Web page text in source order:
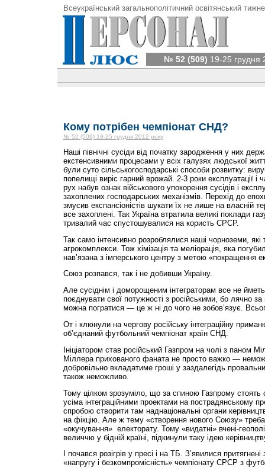
Всеукраїнський загальнополітичний освітянський
№ 52 (509) 19-25 грудня
Кому потрібен чемпіонат СНД?
№ 52 (509) 19-25 грудня 2012 року
Наші північні сусіди від початку зародження у них
екстенсивними процесами у всіх галузях людської
були суто сільськогосподарські способи розвитку:
попелищі виріс гарний врожай. 2-3 роки експлуатації і
рух набув ознак військового упокорення сусідів і
захоплених господарських механізмів. Перехід до
змусив експансіоністів шукати їх не лише на власній
все захоплені. Так Україна втратила великі поклади
тривалий час спустошувалися на користь СРСР.
Так само інтенсивно розроблялися наші чорноземи, які
агрокомплекси. Тож хімізація та меліорація, яка
нав’язана з імперського центру з метою «покращення
Союз розпався, так і не добивши Україну.
Але сусіднім і доморощеним інтеграторам все не
поєднувати свої потужності з російськими, бо лячно
можна погратися — це ж ні до чого не зобов’язує.
От і клюнули на чергову російську інтеграційну
об’єднаний футбольний чемпіонат країн СНД.
Ініціатором став російський Газпром на чолі з паном
Міллера прихованого фаната не просто важко —
добровільно вкладатиме гроші у заздалегідь
також неможливо.
Тому цілком зрозуміло, що за спиною Газпрому стоять
усіма інтеграційними проектами на пострадянському
спробою створити там наднаціональні органи
на фікцію. Але ж тему «створення нового Союзу»
«окучування» електорату. Тому «видатні» вчені-
величчю у бідній країні, підкинули таку ідею
І почався розігрів у пресі і на ТБ. З’явилися
«напругу і безкомпромісність» чемпіонату СРСР з